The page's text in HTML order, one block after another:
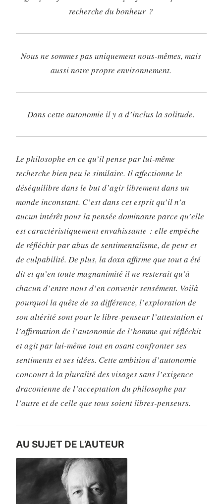
recherche du bonheur ?
Nous ne sommes pas uniquement nous-mêmes, mais
aussi notre propre environnement.
Dans cette autonomie il y a d’inclus la solitude.
Le philosophe en ce qu’il pense par lui-même
recherche bien peu le similaire. Il affectionne le
déséquilibre dans le but d’agir librement dans un
monde inconstant. C’est dans cet esprit qu’il n’a
aucun intérêt pour la pensée dominante parce qu’elle
est caractéristiquement envahissante : elle empêche
de réfléchir par abus de sentimentalisme, de peur et
de culpa­bilité. De plus, la doxa affirme que tout a été
dit et qu’en toute magnanimité il ne resterait qu’à
chacun d’entre nous d’en con­venir sensément. Voilà
pourquoi la quête de sa différence, l’exploration de
son altérité sont pour le libre-penseur l’attes­tation et
l’affirmation de l’autonomie de l’homme qui réfléchit
et agit par lui-même tout en osant confronter ses
sentiments et ses idées. Cette ambition d’autonomie
concourt à la pluralité des visages sans l’exigence
draconienne de l’acceptation du philo­sophe par
l’autre et de celle que tous soient libres-penseurs.
AU SUJET DE L’AUTEUR